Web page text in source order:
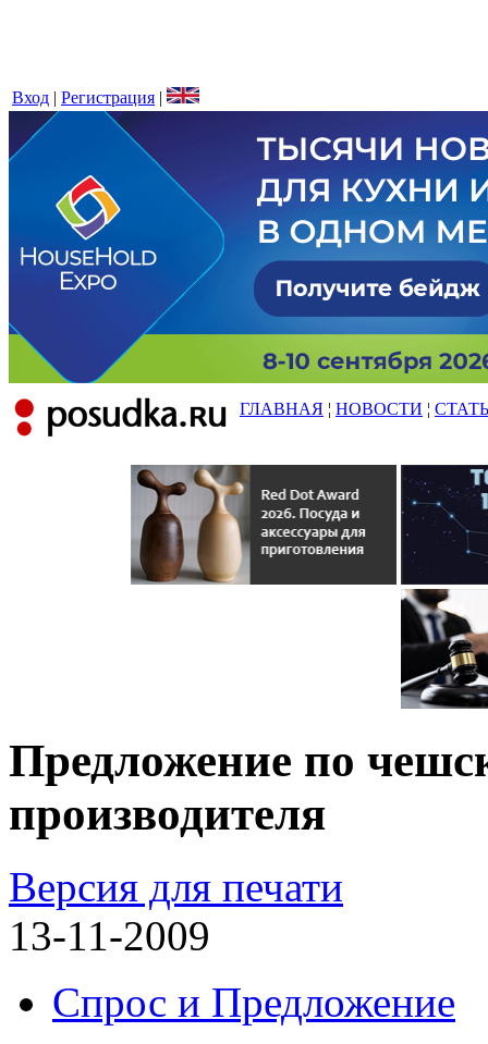
Вход | Регистрация |
ГЛАВНАЯ ¦ НОВОСТИ ¦
Предложение по
производителя
Версия для печати
13-11-2009
Спрос и Предложение